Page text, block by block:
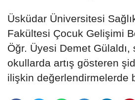
Üsküdar Üniversitesi
Fakültesi Çocuk Gelişimi
Öğr. Üyesi Demet Gülaldı,
okullarda artış gösteren
ilişkin değerlendirmelerde